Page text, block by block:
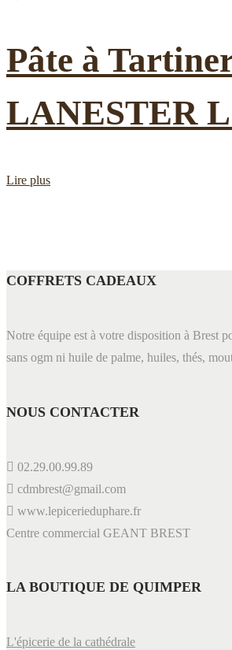
Pâte à
LANESTER
Lire plus
COFFRETS CADEAUX
Notre équipe est à votre disposition à Brest
sans ogm ni huile de palme, huiles, thés,
NOUS CONTACTER
02.29.00.99.89
cdmbrest@gmail.com
www.lepicerieduphare.fr
Centre commercial GEANT BREST
LA BOUTIQUE DE QUIMPER
L'épicerie de la cathédrale